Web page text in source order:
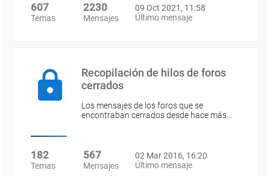
607
Temas
2230
Mensajes
09 Oct 2021, 11:58
Último mensaje
Recopilación de hilos de foros
cerrados
Los mensajes de los foros que se
encontraban cerrados desde hace más…
182
Temas
567
Mensajes
02 Mar 2016, 16:20
Último mensaje